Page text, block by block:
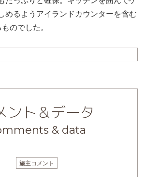
めるようアイランドカウンターを含む
のでした。
ント＆データ
& data
施主コメント